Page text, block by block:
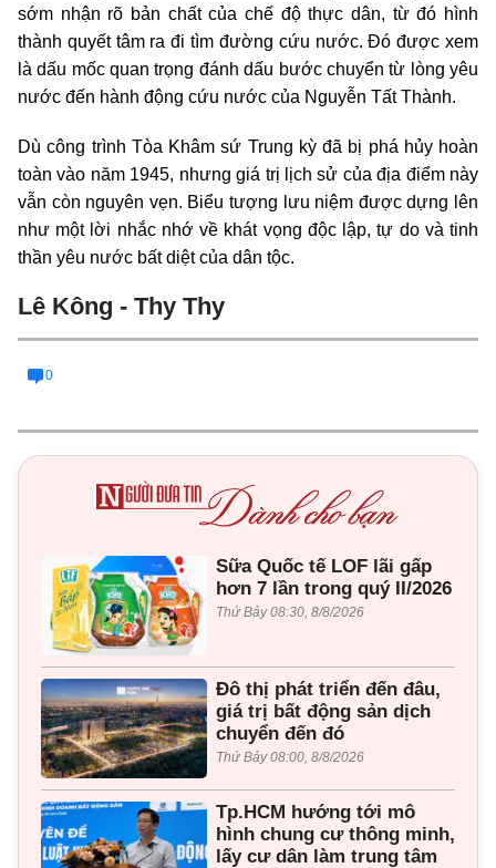
sớm nhận rõ bản chất của chế độ thực dân, từ đó hình
thành quyết tâm ra đi tìm đường cứu nước. Đó được xem
là dấu mốc quan trọng đánh dấu bước chuyển từ lòng yêu
nước đến hành động cứu nước của Nguyễn Tất Thành.
Dù công trình Tòa Khâm sứ Trung kỳ đã bị phá hủy hoàn
toàn vào năm 1945, nhưng giá trị lịch sử của địa điểm này
vẫn còn nguyên vẹn. Biểu tượng lưu niệm được dựng lên
như một lời nhắc nhớ về khát vọng độc lập, tự do và tinh
thần yêu nước bất diệt của dân tộc.
Lê Kông - Thy Thy
0
Sữa Quốc tế LOF lãi gấp
hơn 7 lần trong quý II/2026
Thứ Bảy 08:30, 8/8/2026
Đô thị phát triển đến đâu,
giá trị bất động sản dịch
chuyển đến đó
Thứ Bảy 08:00, 8/8/2026
Tp.HCM hướng tới mô
hình chung cư thông minh,
lấy cư dân làm trung tâm